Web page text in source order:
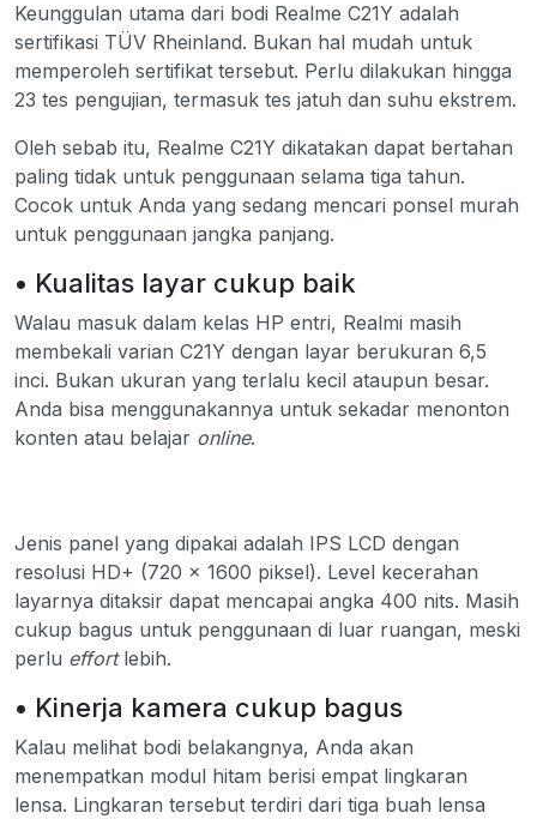
Keunggulan utama dari bodi Realme C21Y adalah
sertifikasi TÜV Rheinland. Bukan hal mudah untuk
memperoleh sertifikat tersebut. Perlu dilakukan hingga
23 tes pengujian, termasuk tes jatuh dan suhu ekstrem.
Oleh sebab itu, Realme C21Y dikatakan dapat bertahan
paling tidak untuk penggunaan selama tiga tahun.
Cocok untuk Anda yang sedang mencari ponsel murah
untuk penggunaan jangka panjang.
• Kualitas layar cukup baik
Walau masuk dalam kelas HP entri, Realmi masih
membekali varian C21Y dengan layar berukuran 6,5
inci. Bukan ukuran yang terlalu kecil ataupun besar.
Anda bisa menggunakannya untuk sekadar menonton
konten atau belajar online.
Jenis panel yang dipakai adalah IPS LCD dengan
resolusi HD+ (720 x 1600 piksel). Level kecerahan
layarnya ditaksir dapat mencapai angka 400 nits. Masih
cukup bagus untuk penggunaan di luar ruangan, meski
perlu effort lebih.
• Kinerja kamera cukup bagus
Kalau melihat bodi belakangnya, Anda akan
menempatkan modul hitam berisi empat lingkaran
lensa. Lingkaran tersebut terdiri dari tiga buah lensa